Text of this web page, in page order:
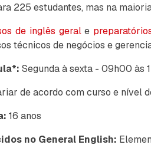
225 estudantes, mas na
de inglês gerale
técnicos de negócios e
Segunda à sexta - 09h00 às
de acordo com curso e nível
16 anos
no General English: